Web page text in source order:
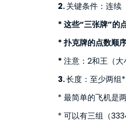
2.关键条件：连续
* 这些“三张牌”的
* 扑克牌的点数顺
*注意：2和王（
3.长度：至少两组
* 最简单的飞机是
* 可以有三组（